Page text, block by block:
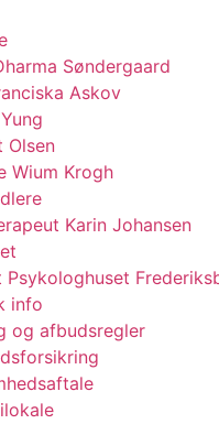
Søndergaard
Askov
Olsen
Wium Krogh
Karin Johansen
Psykologhuset
info
og afbudsregler